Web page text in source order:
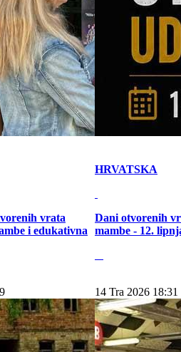
vrata
i edukativna
HRVATSKA
Dani otvorenih
mambe - 12.
14 Tra 2026 18:31